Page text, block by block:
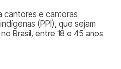
cantores e cantoras
(PPI), que sejam
Brasil, entre 18 e 45 anos